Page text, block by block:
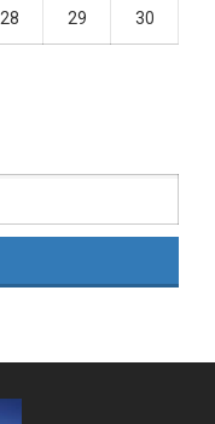
28 29 30